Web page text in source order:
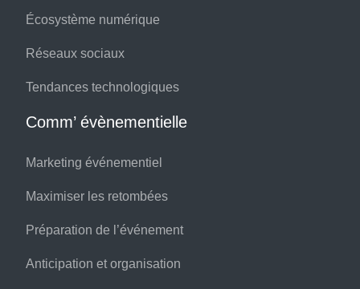
Écosystème numérique
Réseaux sociaux
Tendances technologiques
Comm’ évènementielle
Marketing événementiel
Maximiser les retombées
Préparation de l’événement
Anticipation et organisation